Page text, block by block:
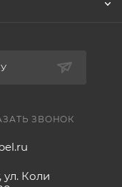
ЗВОНОК
ул. Коли